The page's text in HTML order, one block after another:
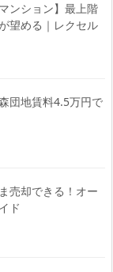
ンション】最上階
望める｜レクセル
団地賃料4.5万円で
売却できる！オー
ド